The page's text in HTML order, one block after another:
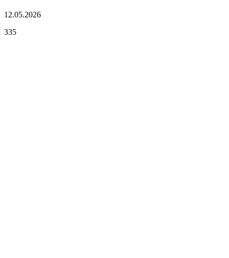
12.05.2026
335